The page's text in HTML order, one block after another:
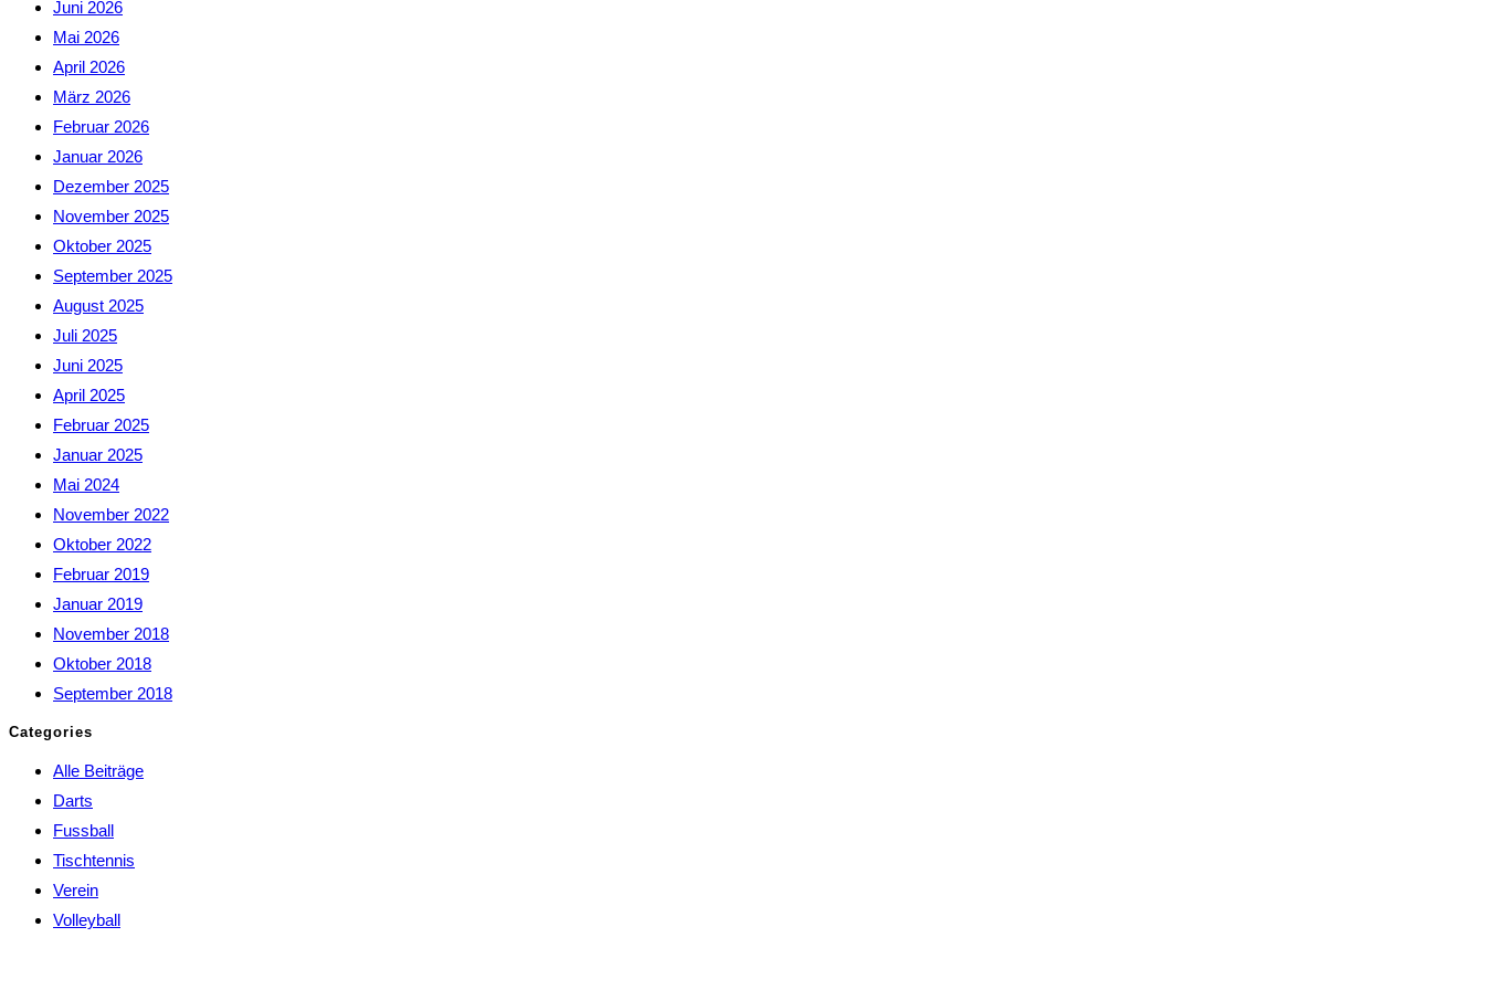
Juni 2026
Mai 2026
April 2026
März 2026
Februar 2026
Januar 2026
Dezember 2025
November 2025
Oktober 2025
September 2025
August 2025
Juli 2025
Juni 2025
April 2025
Februar 2025
Januar 2025
Mai 2024
November 2022
Oktober 2022
Februar 2019
Januar 2019
November 2018
Oktober 2018
September 2018
Categories
Alle Beiträge
Darts
Fussball
Tischtennis
Verein
Volleyball